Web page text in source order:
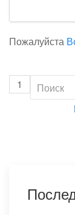
Пожалуйста
1